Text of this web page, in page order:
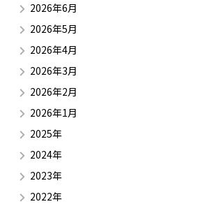
2026年6月
2026年5月
2026年4月
2026年3月
2026年2月
2026年1月
2025年
2024年
2023年
2022年